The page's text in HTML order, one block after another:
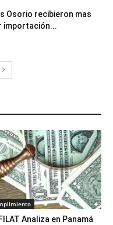
Osorio recibieron mas
importación...
Analiza en Panamá